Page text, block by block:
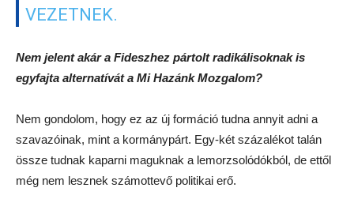
VEZETNEK.
Nem jelent akár a Fideszhez pártolt radikálisoknak is
egyfajta alternatívát a Mi Hazánk Mozgalom?
Nem gondolom, hogy ez az új formáció tudna annyit adni a
szavazóinak, mint a kormánypárt. Egy-két százalékot talán
össze tudnak kaparni maguknak a lemorzsolódókból, de ettől
még nem lesznek számottevő politikai erő.